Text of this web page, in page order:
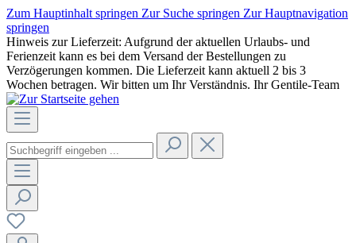
Zum Hauptinhalt springen Zur Suche springen Zur Hauptnavigation
springen
Hinweis zur Lieferzeit: Aufgrund der aktuellen Urlaubs- und
Ferienzeit kann es bei dem Versand der Bestellungen zu
Verzögerungen kommen. Die Lieferzeit kann aktuell 2 bis 3
Wochen betragen. Wir bitten um Ihr Verständnis. Ihr Gentile-Team